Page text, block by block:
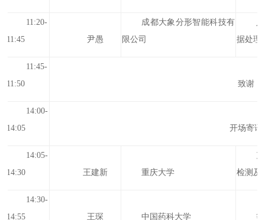
11:20-
11:45
尹愚
成都大象分形智能科技有
限公司
据处理
11:45-
11:50
致谢
14:00-
14:05
开场寄语
14:05-
14:30
王建新 重庆大学
检测及
14:30-
14:55
王琛 中国药科大学